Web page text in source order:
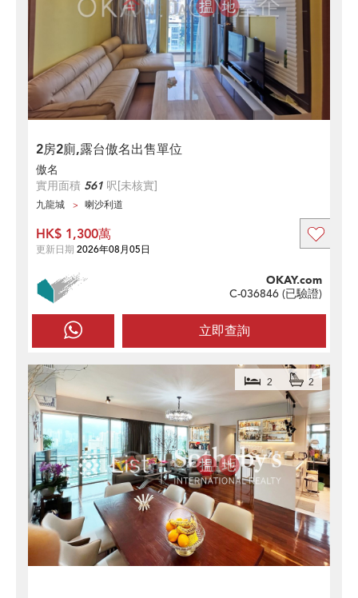
2房2廁,露台傲名出售單位
傲名
實用面積 561 呎[未核實]
九龍城 喇沙利道
立即查詢
OKAY.com
C-036846 (已驗證)
HK$ 1,300萬
更新日期 2026年08月05日
2 2